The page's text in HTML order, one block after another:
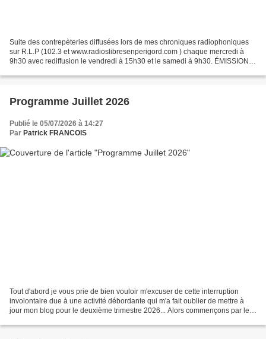
Suite des contrepèteries diffusées lors de mes chroniques radiophoniques
sur R.L.P (102.3 et www.radioslibresenperigord.com ) chaque mercredi à
9h30 avec rediffusion le vendredi à 15h30 et le samedi à 9h30. ÉMISSION
Programme Juillet 2026
Publié le 05/07/2026 à 14:27
Par Patrick FRANCOIS
Tout d'abord je vous prie de bien vouloir m'excuser de cette interruption
involontaire due à une activité débordante qui m'a fait oublier de mettre à
jour mon blog pour le deuxième trimestre 2026... Alors commençons par le